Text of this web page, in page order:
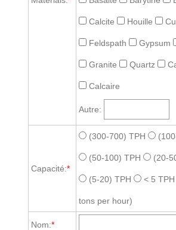
Calcite Houille
Feldspath Gypsum
Granite Quartz
Calcaire
Autre:
Capacité:*
(300-700) TPH
(50-100) TPH (20-
(5-20) TPH < 5 TPH
tons per hour)
Nom:*